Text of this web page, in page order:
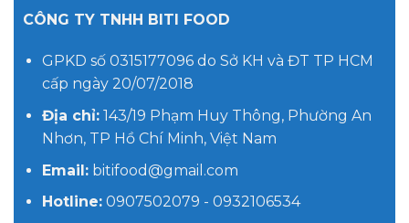
CÔNG TY TNHH BITI FOOD
GPKD số 0315177096 do Sở KH và ĐT TP HCM
cấp ngày 20/07/2018
Địa chỉ:143/19 Phạm Huy Thông, Phường An
Nhơn, TP Hồ Chí Minh, Việt Nam
Email:bitifood@gmail.com
Hotline:0907502079 - 0932106534